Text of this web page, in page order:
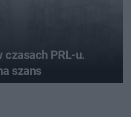
czasach PRL-u.
szans